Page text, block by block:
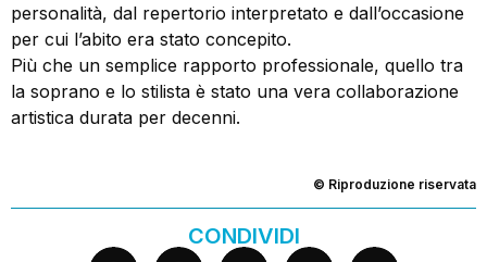
personalità, dal repertorio interpretato e dall’occasione
per cui l’abito era stato concepito.
Più che un semplice rapporto professionale, quello tra
la soprano e lo stilista è stato una vera collaborazione
artistica durata per decenni.
© Riproduzione riservata
CONDIVIDI